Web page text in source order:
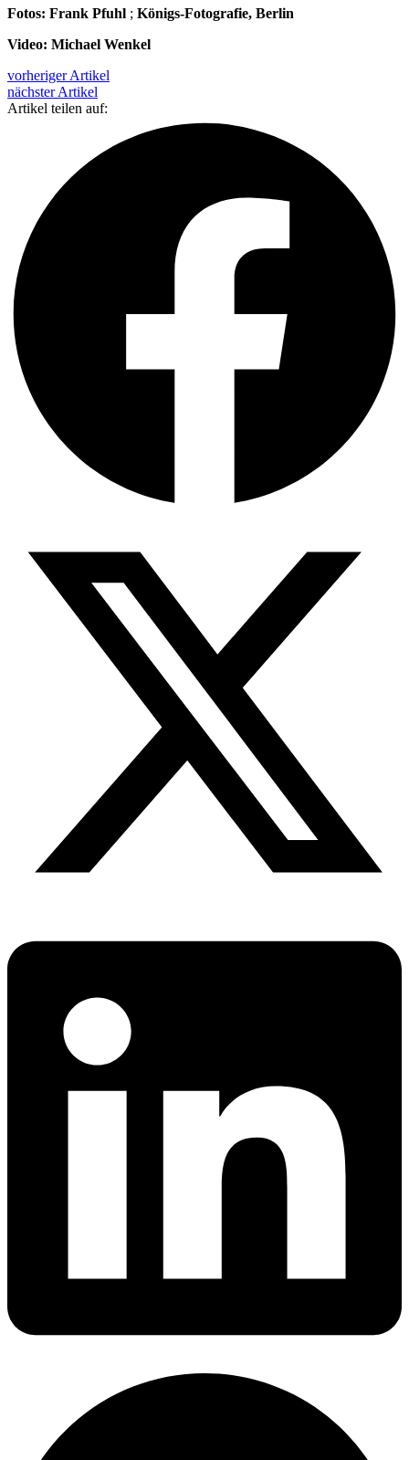
Fotos: Frank Pfuhl ; Königs-Fotografie, Berlin
Video: Michael Wenkel
vorheriger Artikel
nächster Artikel
Artikel teilen auf: